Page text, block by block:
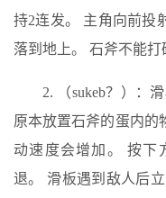
持2连发。 主角向前投
落到地上。 石斧不能打
2. （sukeb？）：
原本放置石斧的蛋内的
动速度会增加。 按下
退。 滑板遇到敌人后